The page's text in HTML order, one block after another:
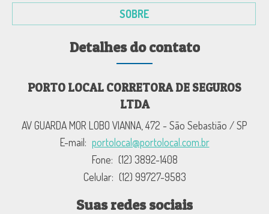
SOBRE
Detalhes do contato
PORTO LOCAL CORRETORA DE SEGUROS
LTDA
AV GUARDA MOR LOBO VIANNA, 472 - São Sebastião / SP
E-mail: portolocal@portolocal.com.br
Fone: (12) 3892-1408
Celular: (12) 99727-9583
Suas redes sociais